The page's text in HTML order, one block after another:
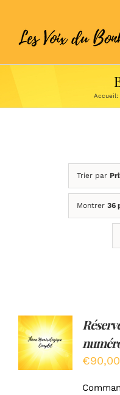
content
Accueil:
Trier par
Montrer 36
AJOUTER
AU
PANIER
/
DÉTAILS
€90,00